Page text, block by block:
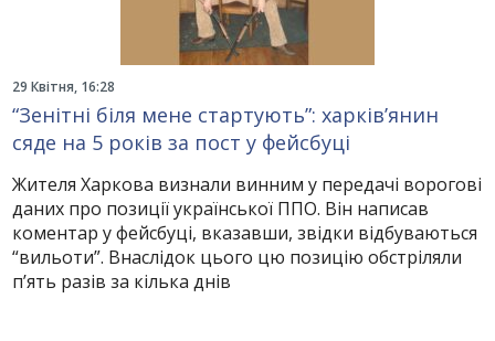
29 Квітня, 16:28
“Зенітні біля мене стартують”: харків’янин
сяде на 5 років за пост у фейсбуці
Жителя Харкова визнали винним у передачі ворогові
даних про позиції української ППО. Він написав
коментар у фейсбуці, вказавши, звідки відбуваються
“вильоти”. Внаслідок цього цю позицію обстріляли
п’ять разів за кілька днів